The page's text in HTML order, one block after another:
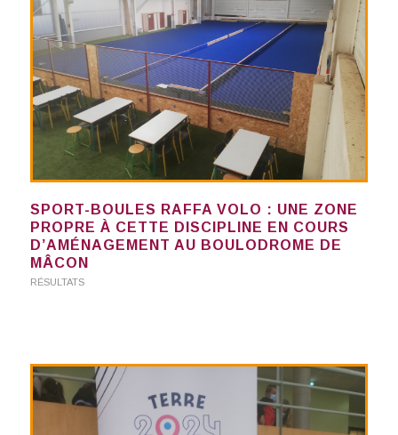
SPORT-BOULES RAFFA VOLO : UNE ZONE
PROPRE À CETTE DISCIPLINE EN COURS
D’AMÉNAGEMENT AU BOULODROME DE
MÂCON
RÉSULTATS